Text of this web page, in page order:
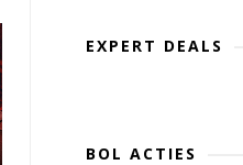
EXPERT DEALS
BOL ACTIES